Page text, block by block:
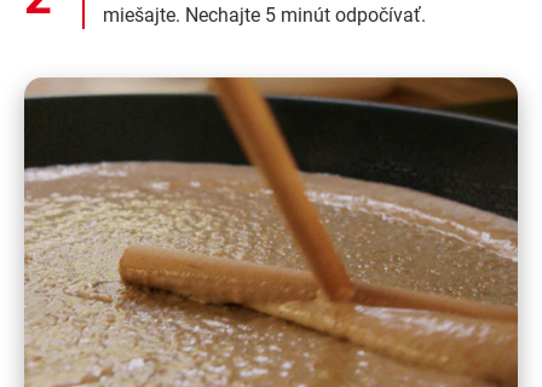
miešajte. Nechajte 5 minút odpočívať.